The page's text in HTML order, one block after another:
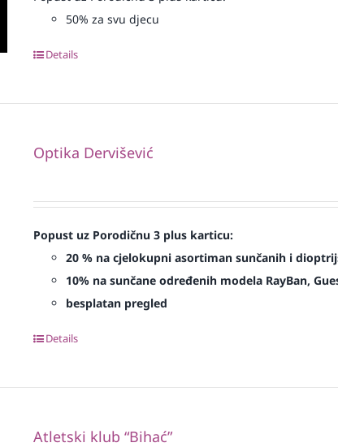
50% za svu djecu
Details
Optika Dervišević
Popust uz Porodičnu 3 plus karticu:
20 % na cjelokupni asortiman sunčanih i
10% na sunčane određenih modela RayBan,
besplatan pregled
Details
Atletski klub “Bihać”